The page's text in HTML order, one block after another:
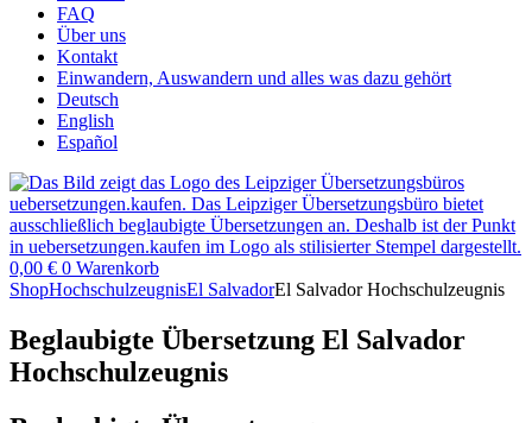
FAQ
Über uns
Kontakt
Einwandern, Auswandern und alles was dazu gehört
Deutsch
English
Español
0,00 € 0 Warenkorb
ShopHochschulzeugnisEl SalvadorEl Salvador Hochschulzeugnis
Beglaubigte Übersetzung El Salvador
Hochschulzeugnis